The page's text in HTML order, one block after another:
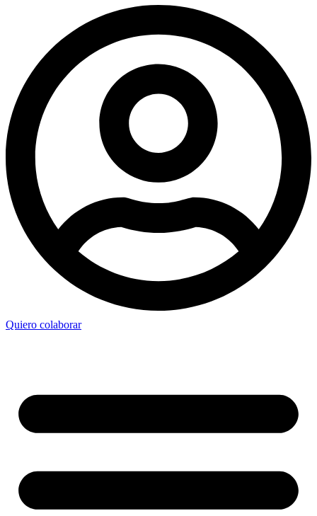
Quiero colaborar